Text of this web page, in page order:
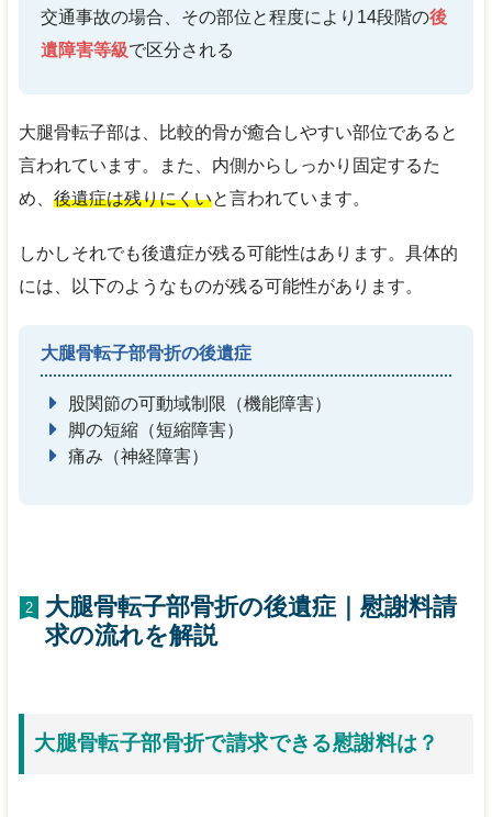
交通事故の場合、その部位と程度により14段階の後
遺障害等級で区分される
大腿骨転子部は、比較的骨が癒合しやすい部位であると
言われています。また、内側からしっかり固定するた
め、 後遺症は残りにくいと言われています。
しかしそれでも後遺症が残る可能性はあります。具体的
には、以下のようなものが残る可能性があります。
大腿骨転子部骨折の後遺症
股関節の可動域制限（機能障害）
脚の短縮（短縮障害）
痛み（神経障害）
2
大腿骨転子部骨折の後遺症｜慰謝料請
求の流れを解説
大腿骨転子部骨折で請求できる慰謝料は？